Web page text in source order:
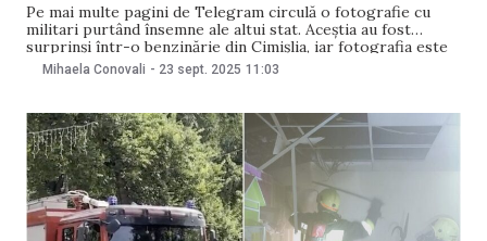
Pe mai multe pagini de Telegram circulă o fotografie cu
militari purtând însemne ale altui stat. Aceștia au fost
surprinși într-o benzinărie din Cimișlia, iar fotografia este
însoțită de comentariul „Mai avea cineva îndoieli că Moldova
este plină de militari străini? Viva la France?”. Ministerul
Mihaela Conovali - 23 sept. 2025 11:03